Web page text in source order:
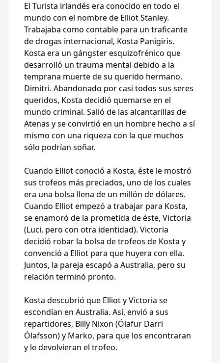
El Turista irlandés era conocido en todo el
mundo con el nombre de Elliot Stanley.
Trabajaba como contable para un traficante
de drogas internacional, Kosta Panigiris.
Kosta era un gángster esquizofrénico que
desarrolló un trauma mental debido a la
temprana muerte de su querido hermano,
Dimitri. Abandonado por casi todos sus seres
queridos, Kosta decidió quemarse en el
mundo criminal. Salió de las alcantarillas de
Atenas y se convirtió en un hombre hecho a sí
mismo con una riqueza con la que muchos
sólo podrían soñar.
Cuando Elliot conoció a Kosta, éste le mostró
sus trofeos más preciados, uno de los cuales
era una bolsa llena de un millón de dólares.
Cuando Elliot empezó a trabajar para Kosta,
se enamoró de la prometida de éste, Victoria
(Luci, pero con otra identidad). Victoria
decidió robar la bolsa de trofeos de Kosta y
convenció a Elliot para que huyera con ella.
Juntos, la pareja escapó a Australia, pero su
relación terminó pronto.
Kosta descubrió que Elliot y Victoria se
escondían en Australia. Así, envió a sus
repartidores, Billy Nixon (Ólafur Darri
Ólafsson) y Marko, para que los encontraran
y le devolvieran el trofeo.